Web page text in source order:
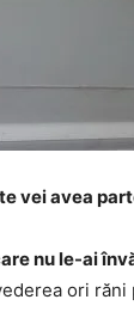
vei avea
nu le-ai
ori răni